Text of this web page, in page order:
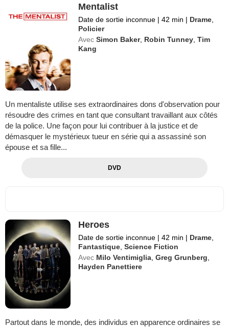
Mentalist
Date de sortie inconnue | 42 min | Drame
Policier
Avec Simon Baker, Robin Tunney ,Tim
Kang
Un mentaliste utilise ses extraordinaires dons d'observation pour
résoudre des crimes en tant que consultant travaillant aux côtés
de la police. Une façon pour lui contribuer à la justice et de
démasquer le mystérieux tueur en série qui a assassiné son
épouse et sa fille...
DVD
Heroes
Date de sortie inconnue | 42 min | Drame
Fantastique ,Science Fiction
Avec Milo Ventimiglia ,Greg Grunberg
Hayden Panettiere
Partout dans le monde, des individus en apparence ordinaires se